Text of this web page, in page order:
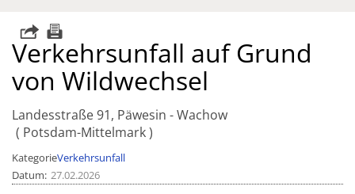
Verkehrsunfall auf Grund
von Wildwechsel
Landesstraße 91, Päwesin - Wachow
Potsdam-Mittelmark
KategorieVerkehrsunfall
Datum 27.02.2026